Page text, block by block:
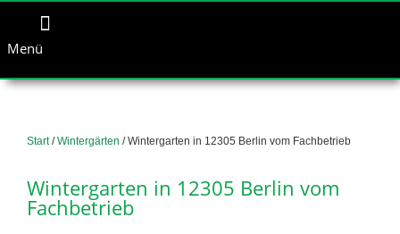
Menü
Start/Wintergärten / Wintergarten in 12305 Berlin vom Fachbetrieb
Wintergarten in 12305 Berlin vom
Fachbetrieb